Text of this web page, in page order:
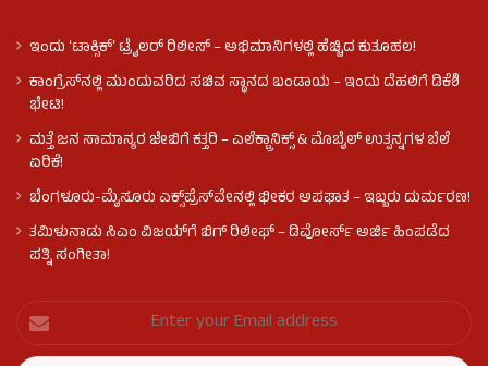
ಇಂದು ʻಟಾಕ್ಸಿಕ್ʼ ಟ್ರೈಲರ್ ರಿಲೀಸ್‌ – ಅಭಿಮಾನಿಗಳಲ್ಲಿ ಹೆಚ್ಚಿದ ಕುತೂಹಲ!
ಕಾಂಗ್ರೆಸ್​ನಲ್ಲಿ ಮುಂದುವರಿದ ಸಚಿವ ಸ್ಥಾನದ ಬಂಡಾಯ – ಇಂದು ದೆಹಲಿಗೆ ಡಿಕೆಶಿ
ಭೇಟಿ!
ಮತ್ತೆ ಜನ ಸಾಮಾನ್ಯರ ಜೇಬಿಗೆ ಕತ್ತರಿ – ಎಲೆಕ್ಟ್ರಾನಿಕ್ಸ್ & ಮೊಬೈಲ್ ಉತ್ಪನ್ನಗಳ ಬೆಲೆ
ಏರಿಕೆ!
ಬೆಂಗಳೂರು-ಮೈಸೂರು ಎಕ್ಸ್‌ಪ್ರೆಸ್‌ವೇನಲ್ಲಿ ಭೀಕರ ಅಪಘಾತ – ಇಬ್ಬರು ದುರ್ಮರಣ!
ತಮಿಳುನಾಡು ಸಿಎಂ ವಿಜಯ್‌ಗೆ ಬಿಗ್ ರಿಲೀಫ್ – ಡಿವೋರ್ಸ್ ಅರ್ಜಿ ಹಿಂಪಡೆದ
ಪತ್ನಿ ಸಂಗೀತಾ!